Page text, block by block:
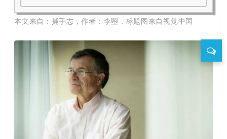
本文来自：捕手志，作者：李曌，标题图来自视觉中国